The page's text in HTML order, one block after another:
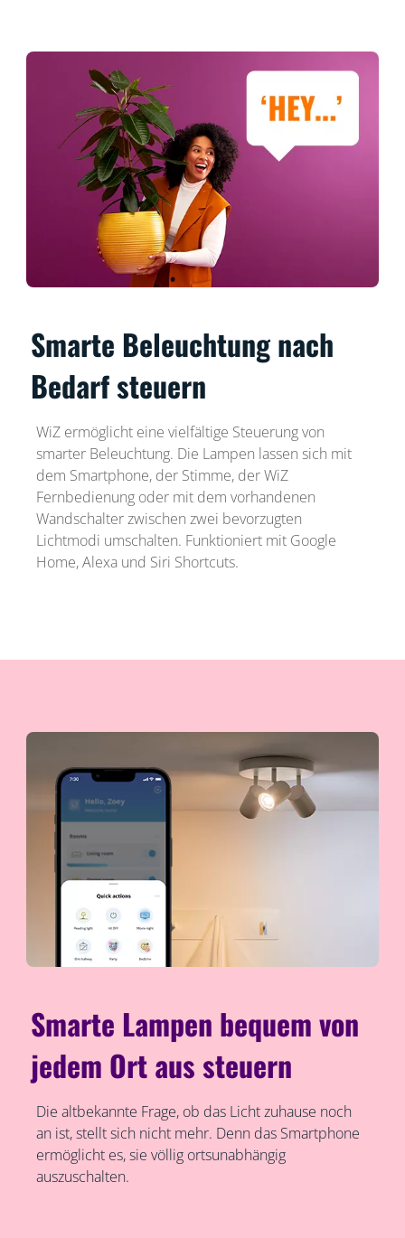
Smarte Beleuchtung nach
Bedarf steuern
WiZ ermöglicht eine vielfältige Steuerung von
smarter Beleuchtung. Die Lampen lassen sich mit
dem Smartphone, der Stimme, der WiZ
Fernbedienung oder mit dem vorhandenen
Wandschalter zwischen zwei bevorzugten
Lichtmodi umschalten. Funktioniert mit Google
Home, Alexa und Siri Shortcuts.
Smarte Lampen bequem von
jedem Ort aus steuern
Die altbekannte Frage, ob das Licht zuhause noch
an ist, stellt sich nicht mehr. Denn das Smartphone
ermöglicht es, sie völlig ortsunabhängig
auszuschalten.